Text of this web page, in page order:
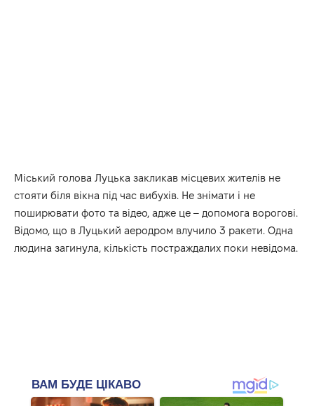
Міський голова Луцька закликав місцевих жителів не
стояти біля вікна під час вибухів. Не знімати і не
поширювати фото та відео, адже це – допомога ворогові.
Відомо, що в Луцький аеродром влучило 3 ракети. Одна
людина загинула, кількість постраждалих поки невідома.